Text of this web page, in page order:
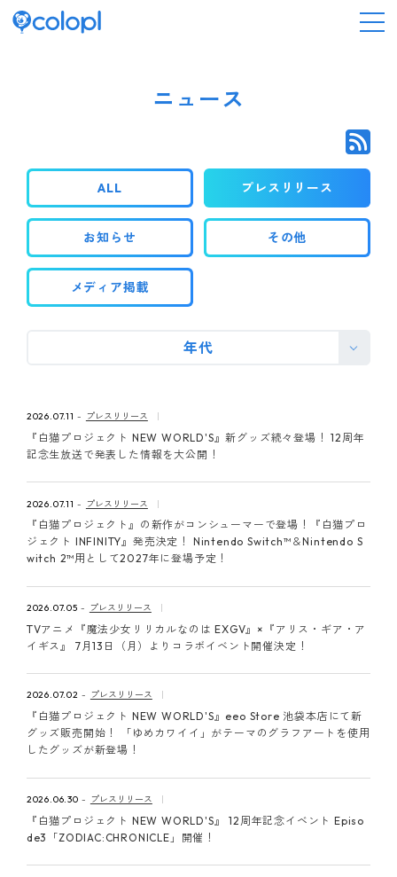
IR情報
採用情報
ピンマーク
ニュース
ALL プレスリリース
お知らせ その他
メディア掲載
年代
2026.07.11 プレスリリース
『白猫プロジェクト NEW WORLD'S』新グッズ続々登場！ 12周年
記念生放送で発表した情報を大公開！
2026.07.11 プレスリリース
『白猫プロジェクト』の新作がコンシューマーで登場！『白猫プロ
ジェクト INFINITY』発売決定！ Nintendo Switch™＆Nintendo S
witch 2™用として2027年に登場予定！
2026.07.05 プレスリリース
TVアニメ『魔法少女リリカルなのは EXGV』×『アリス・ギア・ア
イギス』 7月13日（月）よりコラボイベント開催決定！
2026.07.02 プレスリリース
『白猫プロジェクト NEW WORLD'S』eeo Store 池袋本店にて新
グッズ販売開始！ 「ゆめカワイイ」がテーマのグラフアートを使用
したグッズが新登場！
2026.06.30 プレスリリース
『白猫プロジェクト NEW WORLD'S』 12周年記念イベント Episo
de3「ZODIAC:CHRONICLE」開催！